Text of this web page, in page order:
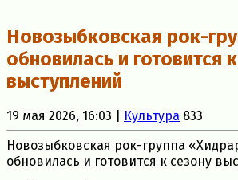
Новозыбковская рок-
обновилась и готовится
выступлений
19 мая 2026, 16:03 | Культура 833
Новозыбковская рок-группа
обновилась и готовится к сезону